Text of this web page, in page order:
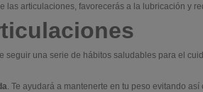
articulaciones, favorecerás a la lubricación y
una serie de hábitos saludables para el
. Te ayudará a mantenerte en tu peso evitando